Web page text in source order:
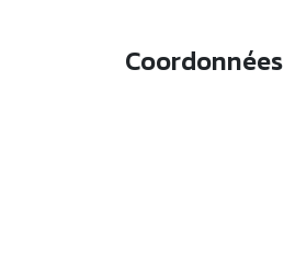
Coordonnées